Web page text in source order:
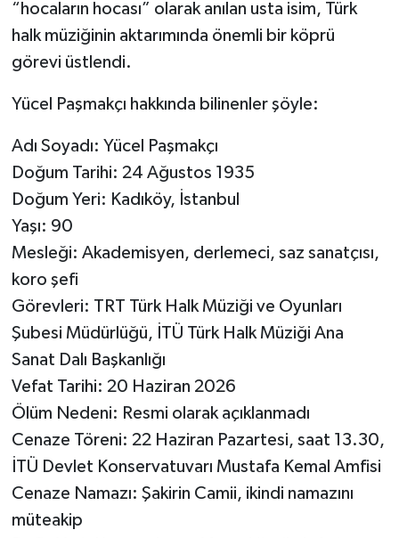
“hocaların hocası” olarak anılan usta isim, Türk
halk müziğinin aktarımında önemli bir köprü
görevi üstlendi.
Yücel Paşmakçı hakkında bilinenler şöyle:
Adı Soyadı: Yücel Paşmakçı
Doğum Tarihi: 24 Ağustos 1935
Doğum Yeri: Kadıköy, İstanbul
Yaşı: 90
Mesleği: Akademisyen, derlemeci, saz sanatçısı,
koro şefi
Görevleri: TRT Türk Halk Müziği ve Oyunları
Şubesi Müdürlüğü, İTÜ Türk Halk Müziği Ana
Sanat Dalı Başkanlığı
Vefat Tarihi: 20 Haziran 2026
Ölüm Nedeni: Resmi olarak açıklanmadı
Cenaze Töreni: 22 Haziran Pazartesi, saat 13.30,
İTÜ Devlet Konservatuvarı Mustafa Kemal Amfisi
Cenaze Namazı: Şakirin Camii, ikindi namazını
müteakip